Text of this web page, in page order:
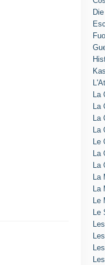
La
La
La
La
Le
La
La
La
La
Le
Le